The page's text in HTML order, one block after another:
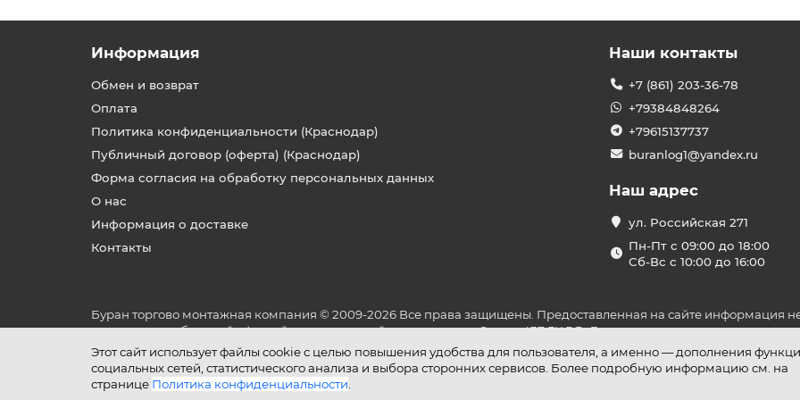
Этот сайт использует файлы cookie с целью повышения удобства для пользователя, а именно — дополнения
социальных сетей, статистического анализа и выбора сторонних сервисов. Более подробную информацию см. на
странице Политика конфиденциальности
Информация
Обмен и возврат
Оплата
Политика конфиденциальности (Краснодар)
Публичный договор (оферта) (Краснодар)
Форма согласия на обработку персональных данных
О нас
Информация о доставке
Контакты
Наши контакты
+7 (861) 203-36-78
+79384848264
+79615137737
buranlog1@yandex.ru
Наш адрес
ул. Российская 271
Пн-Пт с 09:00 до 18:00
Сб-Вс с 10:00 до 16:00
Буран торгово монтажная компания © 2009-2026 Все права защищены. Предоставленная на сайте информация
не является публичной офертой, определяемой положениями Статьи 437 ГК РФ. До оплаты товара удостоверьтесь
и условиях его эксплуатации.